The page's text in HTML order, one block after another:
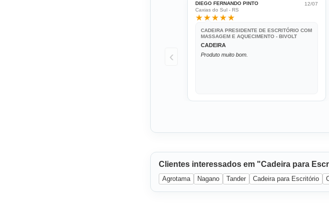
‹
DIEGO FERNANDO PINTO
Caxias do Sul - RS
12/07
★★★★★
CADEIRA PRESIDENTE DE ESCRITÓRIO COM
MASSAGEM E AQUECIMENTO - BIVOLT
CADEIRA
Produto muito bom.
Clientes interessados em "Cadeira para
Agrotama Nagano Tander Cadeira para Escritório